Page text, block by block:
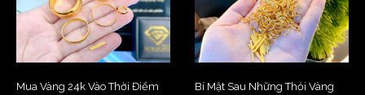
Mua Vàng 24k Vào Thời Điểm
Bí Mật Sau Những Thỏi Vàng